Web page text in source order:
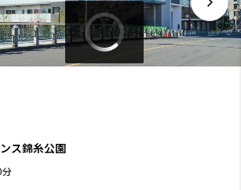
ス錦糸公園
分